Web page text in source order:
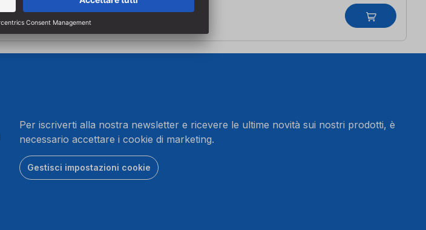
Per iscriverti alla nostra newsletter e ricevere le ultime novità sui nostri prodotti, è
necessario accettare i cookie di marketing.
Gestisci impostazioni cookie